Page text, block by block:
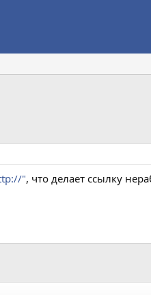
", что делает ссылку